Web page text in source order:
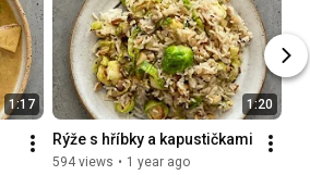
1:17 1:20
Rýže s hříbky a kapustičkami
594 views • 1 year ago